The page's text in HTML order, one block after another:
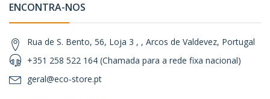
ENCONTRA-NOS
Rua de S. Bento, 56, Loja 3 , , Arcos de Valdevez, Portugal
+351 258 522 164 (Chamada para a rede fixa nacional)
geral@eco-store.pt